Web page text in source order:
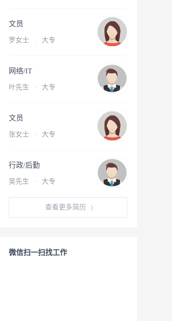
文员
罗女士 · 大专
网络/IT
叶先生 · 大专
文员
张女士 · 大专
行政/后勤
吴先生 · 大专
查看更多简历
微信扫一扫找工作